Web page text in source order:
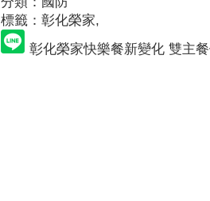
標籤：彰化榮家,
彰化榮家快樂餐新變化 雙主